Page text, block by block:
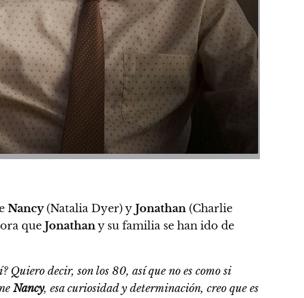
Nancy(Natalia Dyer) y Jonathan (Charlie
que Jonathany su familia se han ido de
Quiero decir, son los 80, así que no es como si
Nancy, esa curiosidad y determinación, creo que es